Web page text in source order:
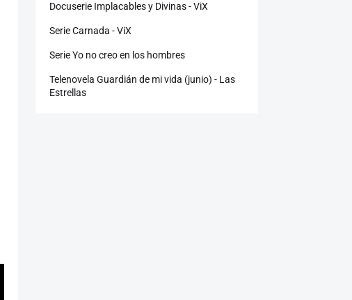
Docuserie Implacables y Divinas - ViX
Serie Carnada - ViX
Serie Yo no creo en los hombres
Telenovela Guardián de mi vida (junio) - Las
Estrellas